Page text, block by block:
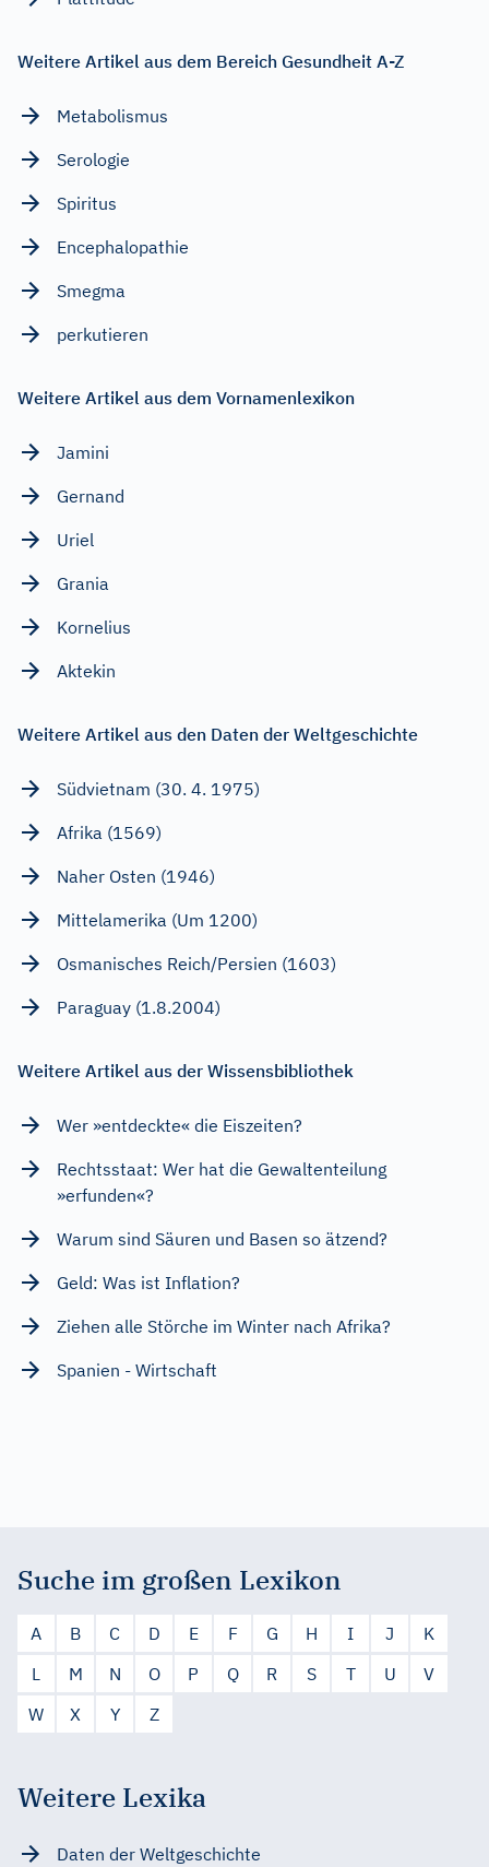
Weitere Artikel aus dem Bereich Gesundheit A-Z
Metabolismus
Serologie
Spiritus
Encephalopathie
Smegma
perkutieren
Weitere Artikel aus dem Vornamenlexikon
Jamini
Gernand
Uriel
Grania
Kornelius
Aktekin
Weitere Artikel aus den Daten der Weltgeschichte
Südvietnam (30. 4. 1975)
Afrika (1569)
Naher Osten (1946)
Mittelamerika (Um 1200)
Osmanisches Reich/Persien (1603)
Paraguay (1.8.2004)
Weitere Artikel aus der Wissensbibliothek
Wer »entdeckte« die Eiszeiten?
Rechtsstaat: Wer hat die Gewaltenteilung
»erfunden«?
Warum sind Säuren und Basen so ätzend?
Geld: Was ist Inflation?
Ziehen alle Störche im Winter nach Afrika?
Spanien - Wirtschaft
Suche im großen Lexikon
A B C D E F G H I J
K
L
M N O P Q R S T U
V
W
X Y Z
Weitere Lexika
Daten der Weltgeschichte